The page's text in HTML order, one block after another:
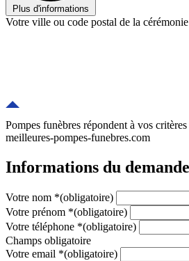
Plus d'informations
Votre ville ou code postal de la cérémonie
Pompes funèbres répondent à vos critères
meilleures-pompes-funebres.com
Informations du
Votre nom *(obligatoire)
Votre prénom *(obligatoire)
Votre téléphone *(obligatoire)
Champs obligatoire
Votre email *(obligatoire)